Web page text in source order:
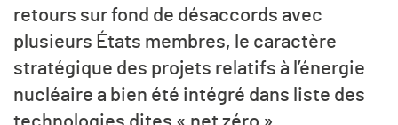
retours sur fond de désaccords avec
plusieurs États membres, le caractère
stratégique des projets relatifs à l’énergie
nucléaire a bien été intégré dans liste des